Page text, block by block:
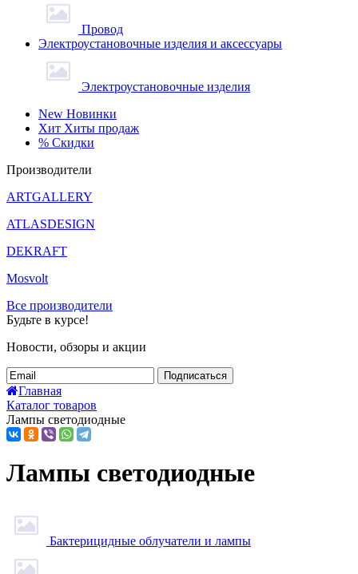
Провод
Электроустановочные изделия и аксессуары
Электроустановочные изделия
New Новинки
Хит Хиты продаж
% Скидки
Производители
ARTGALLERY
ATLASDESIGN
DEKRAFT
Mosvolt
Все производители
Будьте в курсе!
Новости, обзоры и акции
Подписаться
Главная
Каталог товаров
Лампы светодиодные
Лампы светодиодные
Бактерицидные облучатели и лампы